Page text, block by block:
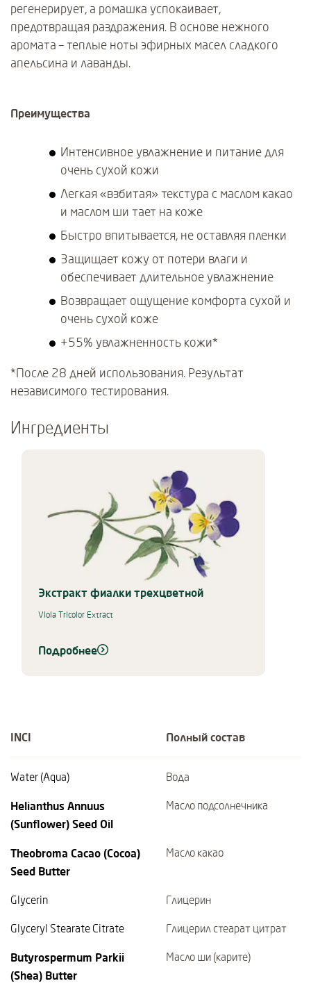
регенерирует, а ромашка успокаивает,
предотвращая раздражения. В основе нежного
аромата – теплые ноты эфирных масел сладкого
апельсина и лаванды.
Преимущества
Интенсивное увлажнение и питание для
очень сухой кожи
Легкая «взбитая» текстура с маслом какао
и маслом ши тает на коже
Быстро впитывается, не оставляя пленки
Защищает кожу от потери влаги и
обеспечивает длительное увлажнение
Возвращает ощущение комфорта сухой и
очень сухой коже
+55% увлажненность кожи*
*После 28 дней использования. Результат
независимого тестирования.
Ингредиенты
Экстракт фиалки трехцветной
Viola Tricolor Extract
Подробнее
INCI Полный состав
Water (Aqua) Вода
Helianthus Annuus
(Sunflower) Seed Oil
Масло подсолнечника
Theobroma Cacao (Cocoa)
Seed Butter
Масло какао
Glycerin Глицерин
Glyceryl Stearate Citrate Глицерил стеарат цитрат
Butyrospermum Parkii
(Shea) Butter
Масло ши (карите)